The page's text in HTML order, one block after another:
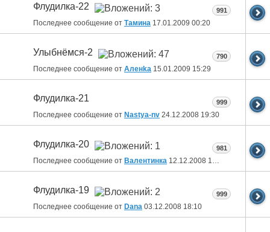
Флудилка-22
Последнее сообщение от Тамина 17.01.2009 00:20
991
Улыбнёмся-2
Последнее сообщение от Аленka 15.01.2009 15:29
790
Флудилка-21
Последнее сообщение от Nastya-nv 24.12.2008 19:30
999
Флудилка-20
Последнее сообщение от Валентинка 12.12.2008 13:24
981
Флудилка-19
Последнее сообщение от Dana 03.12.2008 18:10
999